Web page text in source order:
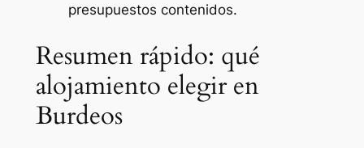
presupuestos contenidos.
Resumen rápido: qué
alojamiento elegir en
Burdeos